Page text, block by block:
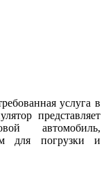
услуга в
представляет
автомобиль,
для погрузки и